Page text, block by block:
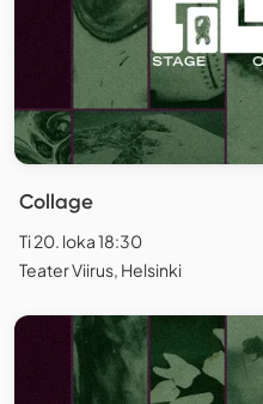
Collage
Ti 20. loka 18:30
Teater Viirus, Helsinki